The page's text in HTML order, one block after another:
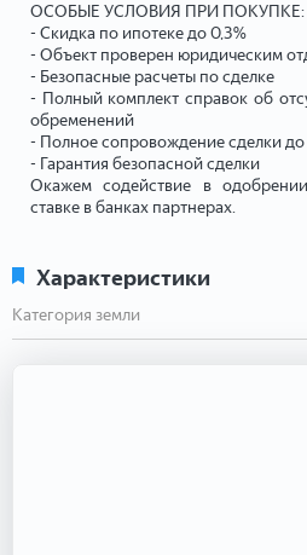
ОСОБЫЕ УСЛОВИЯ ПРИ ПОКУПКЕ:
- Скидка по ипотеке до 0,3%
- Объект проверен юридическим
- Безопасные расчеты по сделке
- Полный комплект справок об
обременений
- Полное сопровождение сделки
- Гарантия безопасной сделки
Окажем содействие в
ставке в банках партнерах.
Характеристики
Категория земли